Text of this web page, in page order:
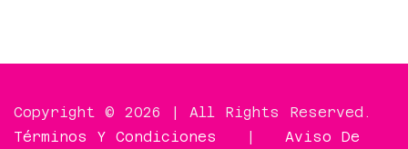
Copyright © 2026 | All Rights Reserved.
Términos Y Condiciones
Aviso De